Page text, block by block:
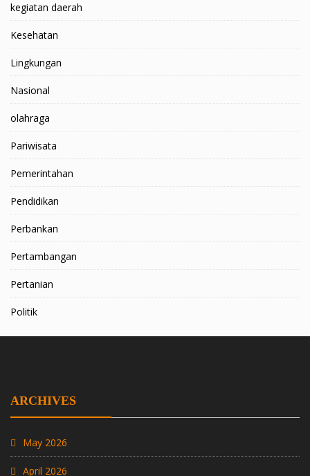
kegiatan daerah
Kesehatan
Lingkungan
Nasional
olahraga
Pariwisata
Pemerintahan
Pendidikan
Perbankan
Pertambangan
Pertanian
Politik
ARCHIVES
May 2026
April 2026